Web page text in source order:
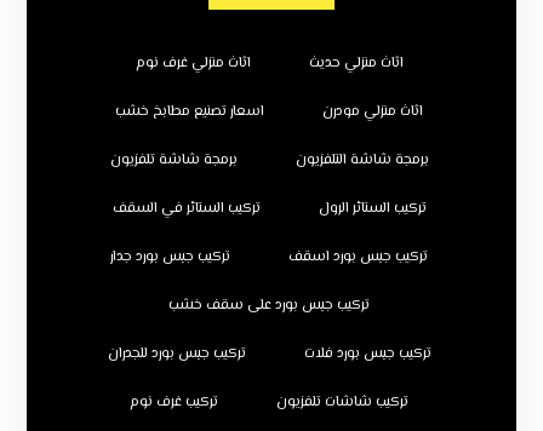
اثاث منزلي حديث اثاث منزلي غرف نوم
اثاث منزلي مودرن اسعار تصنيع مطابخ خشب
برمجة شاشة التلفزيون برمجة شاشة تلفزيون
تركيب الستائر الرول تركيب الستائر في السقف
تركيب جبس بورد اسقف تركيب جبس بورد جدار
تركيب جبس بورد على سقف خشب
تركيب جبس بورد فلات تركيب جبس بورد للجدران
تركيب شاشات تلفزيون تركيب غرف نوم